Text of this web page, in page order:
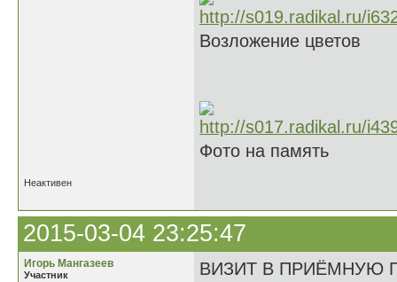
Возложение цветов
Фото на память
Неактивен
2015-03-04 23:25:47
Игорь Мангазеев
Участник
ВИЗИТ В ПРИЁМНУЮ